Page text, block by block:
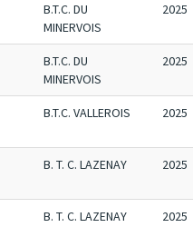
B.T.C. DU
MINERVOIS
2025
B.T.C. DU
MINERVOIS
2025
B.T.C. VALLEROIS 2025
B. T. C. LAZENAY 2025
B. T. C. LAZENAY 2025